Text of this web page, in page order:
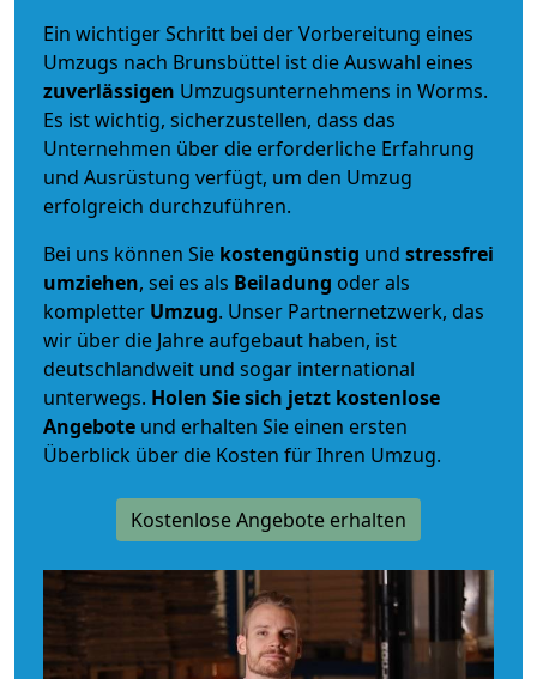
Ein wichtiger Schritt bei der Vorbereitung eines
Umzugs nach Brunsbüttel ist die Auswahl eines
zuverlässigen Umzugsunternehmens in Worms.
Es ist wichtig, sicherzustellen, dass das
Unternehmen über die erforderliche Erfahrung
und Ausrüstung verfügt, um den Umzug
erfolgreich durchzuführen.
Bei uns können Sie kostengünstig und stressfrei
umziehen, sei es als Beiladung oder als
kompletter Umzug. Unser Partnernetzwerk, das
wir über die Jahre aufgebaut haben, ist
deutschlandweit und sogar international
unterwegs. Holen Sie sich jetzt kostenlose
Angebote und erhalten Sie einen ersten
Überblick über die Kosten für Ihren Umzug.
Kostenlose Angebote erhalten